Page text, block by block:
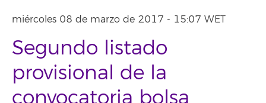
miércoles 08 de marzo de 2017 - 15:07 WET
Segundo listado
provisional de la
convocatoria bolsa